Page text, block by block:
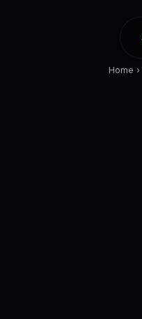
Home ›